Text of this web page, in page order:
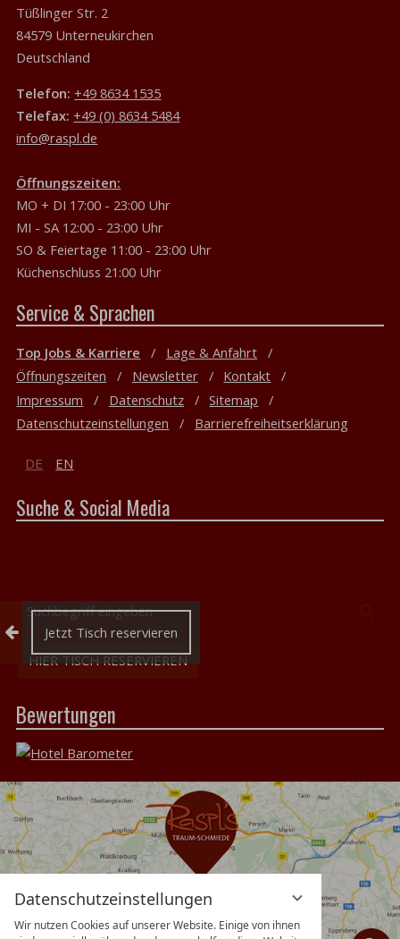
Datenschutzeinstellungen
Wir nutzen Cookies auf unserer Website. Einige von ihnen
Reservierung einklappen
Jetzt Tisch reservieren
Tüßlinger Str. 2
84579 Unterneukirchen
Deutschland
Telefon: +49 8634 1535
Telefax: +49 (0) 8634 5484
info@raspl.de
Öffnungszeiten:
MO + DI 17:00 - 23:00 Uhr
MI - SA 12:00 - 23:00 Uhr
SO & Feiertage 11:00 - 23:00 Uhr
Küchenschluss 21:00 Uhr
Service & Sprachen
Top Jobs & Karriere
Lage & Anfahrt
Öffnungszeiten
Newsletter
Kontakt
Impressum
Datenschutz
Sitemap
Datenschutzeinstellungen
Barrierefreiheitserklärung
DE EN
Suche & Social Media
Suchbegriff
HIER TISCH RESERVIEREN
Bewertungen